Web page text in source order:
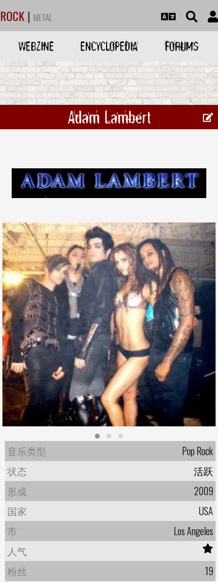
ROCK | METAL
WEBZINE ENCYCLOPEDIA FORUMS
Adam Lambert
音乐类型
Pop Rock
状态
活跃
形成
2009
国家
USA
市
Los Angeles
人气
粉丝
19